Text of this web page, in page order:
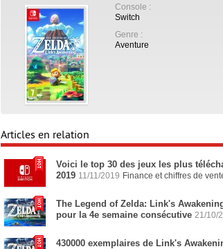
Console :
Switch
Genre :
Aventure
Articles en relation
Voici le top 30 des jeux les plus
2019 11/11/2019 Finance et chiffres de
The Legend of Zelda: Link's
pour la 4e semaine consécutive 21/10/
430000 exemplaires de Link's